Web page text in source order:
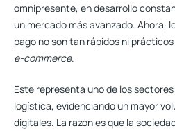
omnipresente, en desarrollo
un mercado más avanzado. Ahora,
pago no son tan rápidos ni
e-commerce.
Este representa uno de los
logística, evidenciando un mayor
digitales. La razón es que la